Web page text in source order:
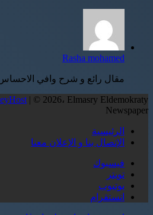
Rasha mohamed
مقال رائع و شرح وافي
| © 2026، Elmasry Eldemokraty
Newspaper
الرئيسية
الإتصال بنا و الإعلان معنا
فيسبوك
تويتر
يوتيوب
انستقرام